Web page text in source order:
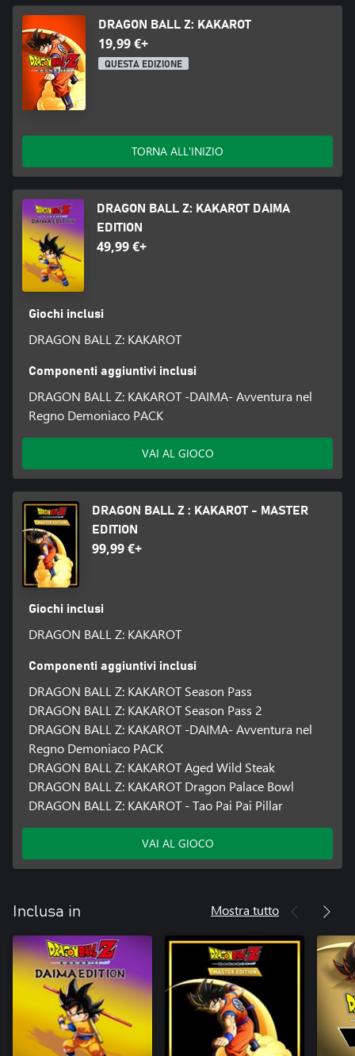
DRAGON BALL Z: KAKAROT
19,99 €+
QUESTA EDIZIONE
TORNA ALL'INIZIO
DRAGON BALL Z: KAKAROT DAIMA
EDITION
49,99 €+
Giochi inclusi
DRAGON BALL Z: KAKAROT
Componenti aggiuntivi inclusi
DRAGON BALL Z: KAKAROT -DAIMA- Avventura nel
Regno Demoniaco PACK
VAI AL GIOCO
DRAGON BALL Z : KAKAROT - MASTER
EDITION
99,99 €+
Giochi inclusi
DRAGON BALL Z: KAKAROT
Componenti aggiuntivi inclusi
DRAGON BALL Z: KAKAROT Season Pass
DRAGON BALL Z: KAKAROT Season Pass 2
DRAGON BALL Z: KAKAROT -DAIMA- Avventura nel
Regno Demoniaco PACK
DRAGON BALL Z: KAKAROT Aged Wild Steak
DRAGON BALL Z: KAKAROT Dragon Palace Bowl
DRAGON BALL Z: KAKAROT - Tao Pai Pai Pillar
VAI AL GIOCO
Inclusa in Mostra tutto